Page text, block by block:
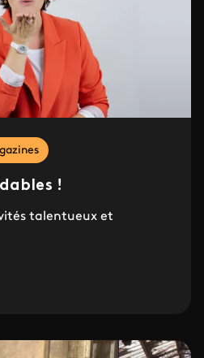
!
talentueux et